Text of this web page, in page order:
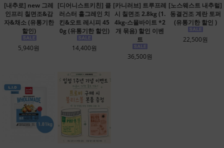
[내추로] new 그레
인프리 칠면조&감
자&채소 (유통기한
할인)
5,940원
[디어니스트키친] 클
러스터 홀그레인 치
킨&오트 레시피 45
0g (유통기한 할인)
14,400원
[카니러브] 트루프레
시 칠면조 2.8kg (1.
4kg-스몰바이트 *2
개 묶음) 할인 이벤
트
36,500원
[노스웨스트 내추럴]
동결건조 계란 토퍼
(유통기한 할인 )
22,500원